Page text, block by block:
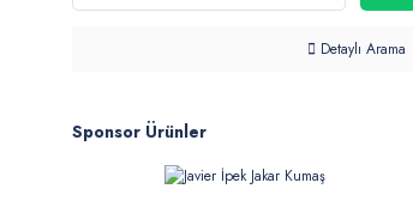
Detaylı Arama
Sponsor Ürünler